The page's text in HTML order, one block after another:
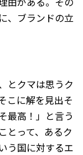
、ブランドの立
とクマは思うク
こに解を見出そ
最高！」と言う
とって、あるク
う国に対するエ